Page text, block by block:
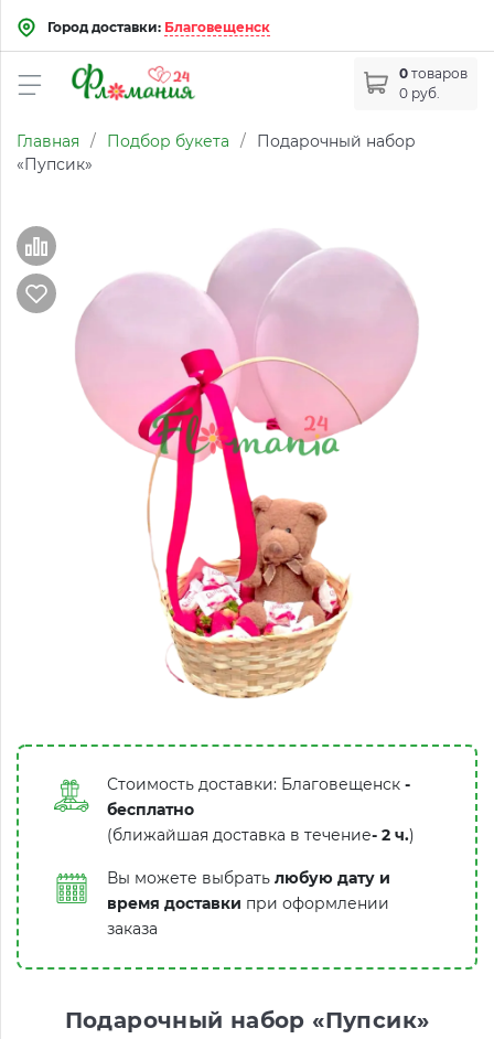
Город доставки: Благовещенск
0 товаров
0 руб.
Главная / Подбор букета /
Подарочный набор
«Пупсик»
Стоимость доставки: Благовещенск -
бесплатно
(ближайшая доставка в течение- 2 ч.)
Вы можете выбрать любую дату и
время доставки при оформлении
заказа
Подарочный набор «Пупсик»